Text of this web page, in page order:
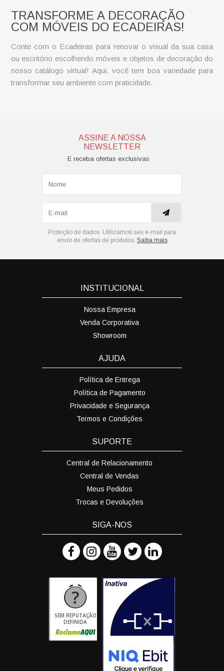
TRANSFORME A DECORAÇÃO
COM MÓVEIS DO ECADEIRAS!
Conte com o Ecadeiras para renovar o visual da sua casa
ou escritório escolhendo móveis e objetos de decoração do
nosso catálogo virtual! Aqui, você tem boa variedade para
transformar seu ambiente com praticidade.
ASSINE A NOSSA
NEWSLETTER
E receba ofertas exclusivas
Proteção de dados: Utilizamos seu e-mail para
envio de ofertas de produtos. Saiba mais
INSTITUCIONAL
Nossa Empresa
Venda Corporativa
Showroom
AJUDA
Política de Entrega
Política de Pagamento
Privacidade e Segurança
Termos e Condições
SUPORTE
Central de Relacionamento
Central de Vendas
Meus Pedidos
Trocas e Devoluções
SIGA-NOS
SEM REPUTAÇÃO
DEFINIDA